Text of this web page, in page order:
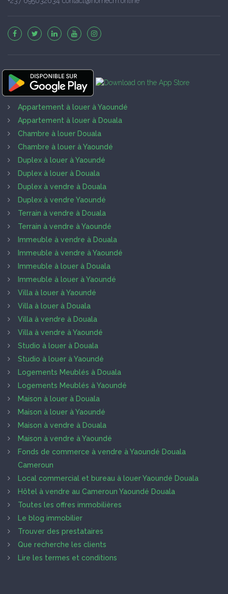
Appartement à louer à Yaoundé
Appartement à louer à Douala
Chambre à louer Douala
Chambre à louer à Yaoundé
Duplex à louer à Yaoundé
Duplex à louer à Douala
Duplex à vendre à Douala
Duplex à vendre Yaoundé
Terrain à vendre à Douala
Terrain à vendre à Yaoundé
Immeuble à vendre à Douala
Immeuble à vendre à Yaoundé
Immeuble à louer à Douala
Immeuble à louer à Yaoundé
Villa à louer à Yaoundé
Villa à louer à Douala
Villa à vendre à Douala
Villa à vendre à Yaoundé
Studio à louer à Douala
Studio à louer à Yaoundé
Logements Meublés à Douala
Logements Meublés à Yaoundé
Maison à louer à Douala
Maison à louer à Yaoundé
Maison à vendre à Douala
Maison à vendre à Yaoundé
Fonds de commerce à vendre à Yaoundé Douala
Cameroun
Local commercial et bureau à louer Yaoundé Douala
Hôtel à vendre au Cameroun Yaoundé Douala
Toutes les offres immobilières
Le blog immobilier
Trouver des prestataires
Que recherche les clients
Lire les termes et conditions